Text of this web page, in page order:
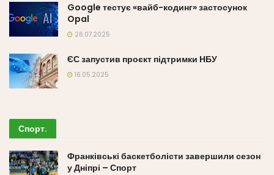
Google тестує «вайб-кодинг» застосунок
Opal
26.07.2025
ЄС запустив проєкт підтримки НБУ
16.05.2025
Спорт.
Франківські баскетболісти завершили сезон
у Дніпрі – Спорт